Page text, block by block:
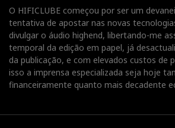
O HIFICLUBE começou por ser um
tentativa de apostar nas novas
divulgar o áudio highend, libertando-me
temporal da edição em papel, já
da publicação, e com elevados custos de
isso a imprensa especializada seja hoje
financeiramente quanto mais decadente